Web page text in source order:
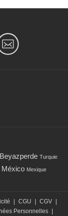
Beyazperde Turquie
México Mexique
| CGU | CGV |
Personnelles |